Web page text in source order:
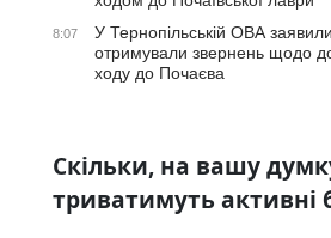
8:07
У Тернопільській ОВА
отримували звернень щодо
ходу до Почаєва
Скільки, на вашу
триватимуть активні